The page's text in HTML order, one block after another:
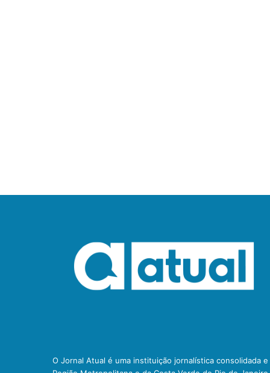
O Jornal Atual é uma instituição jornalística consolidada